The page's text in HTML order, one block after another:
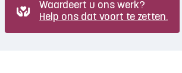
Waardeert u ons werk?
Help ons dat voort te zetten.